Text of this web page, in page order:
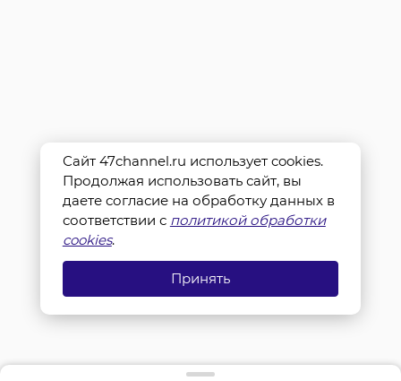
Сайт 47channel.ru использует cookies.
Продолжая использовать сайт, вы
даете согласие на обработку данных в
соответствии с политикой обработки
cookies.
Принять